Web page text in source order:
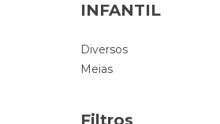
INFANTIL
Diversos
Meias
Filtros